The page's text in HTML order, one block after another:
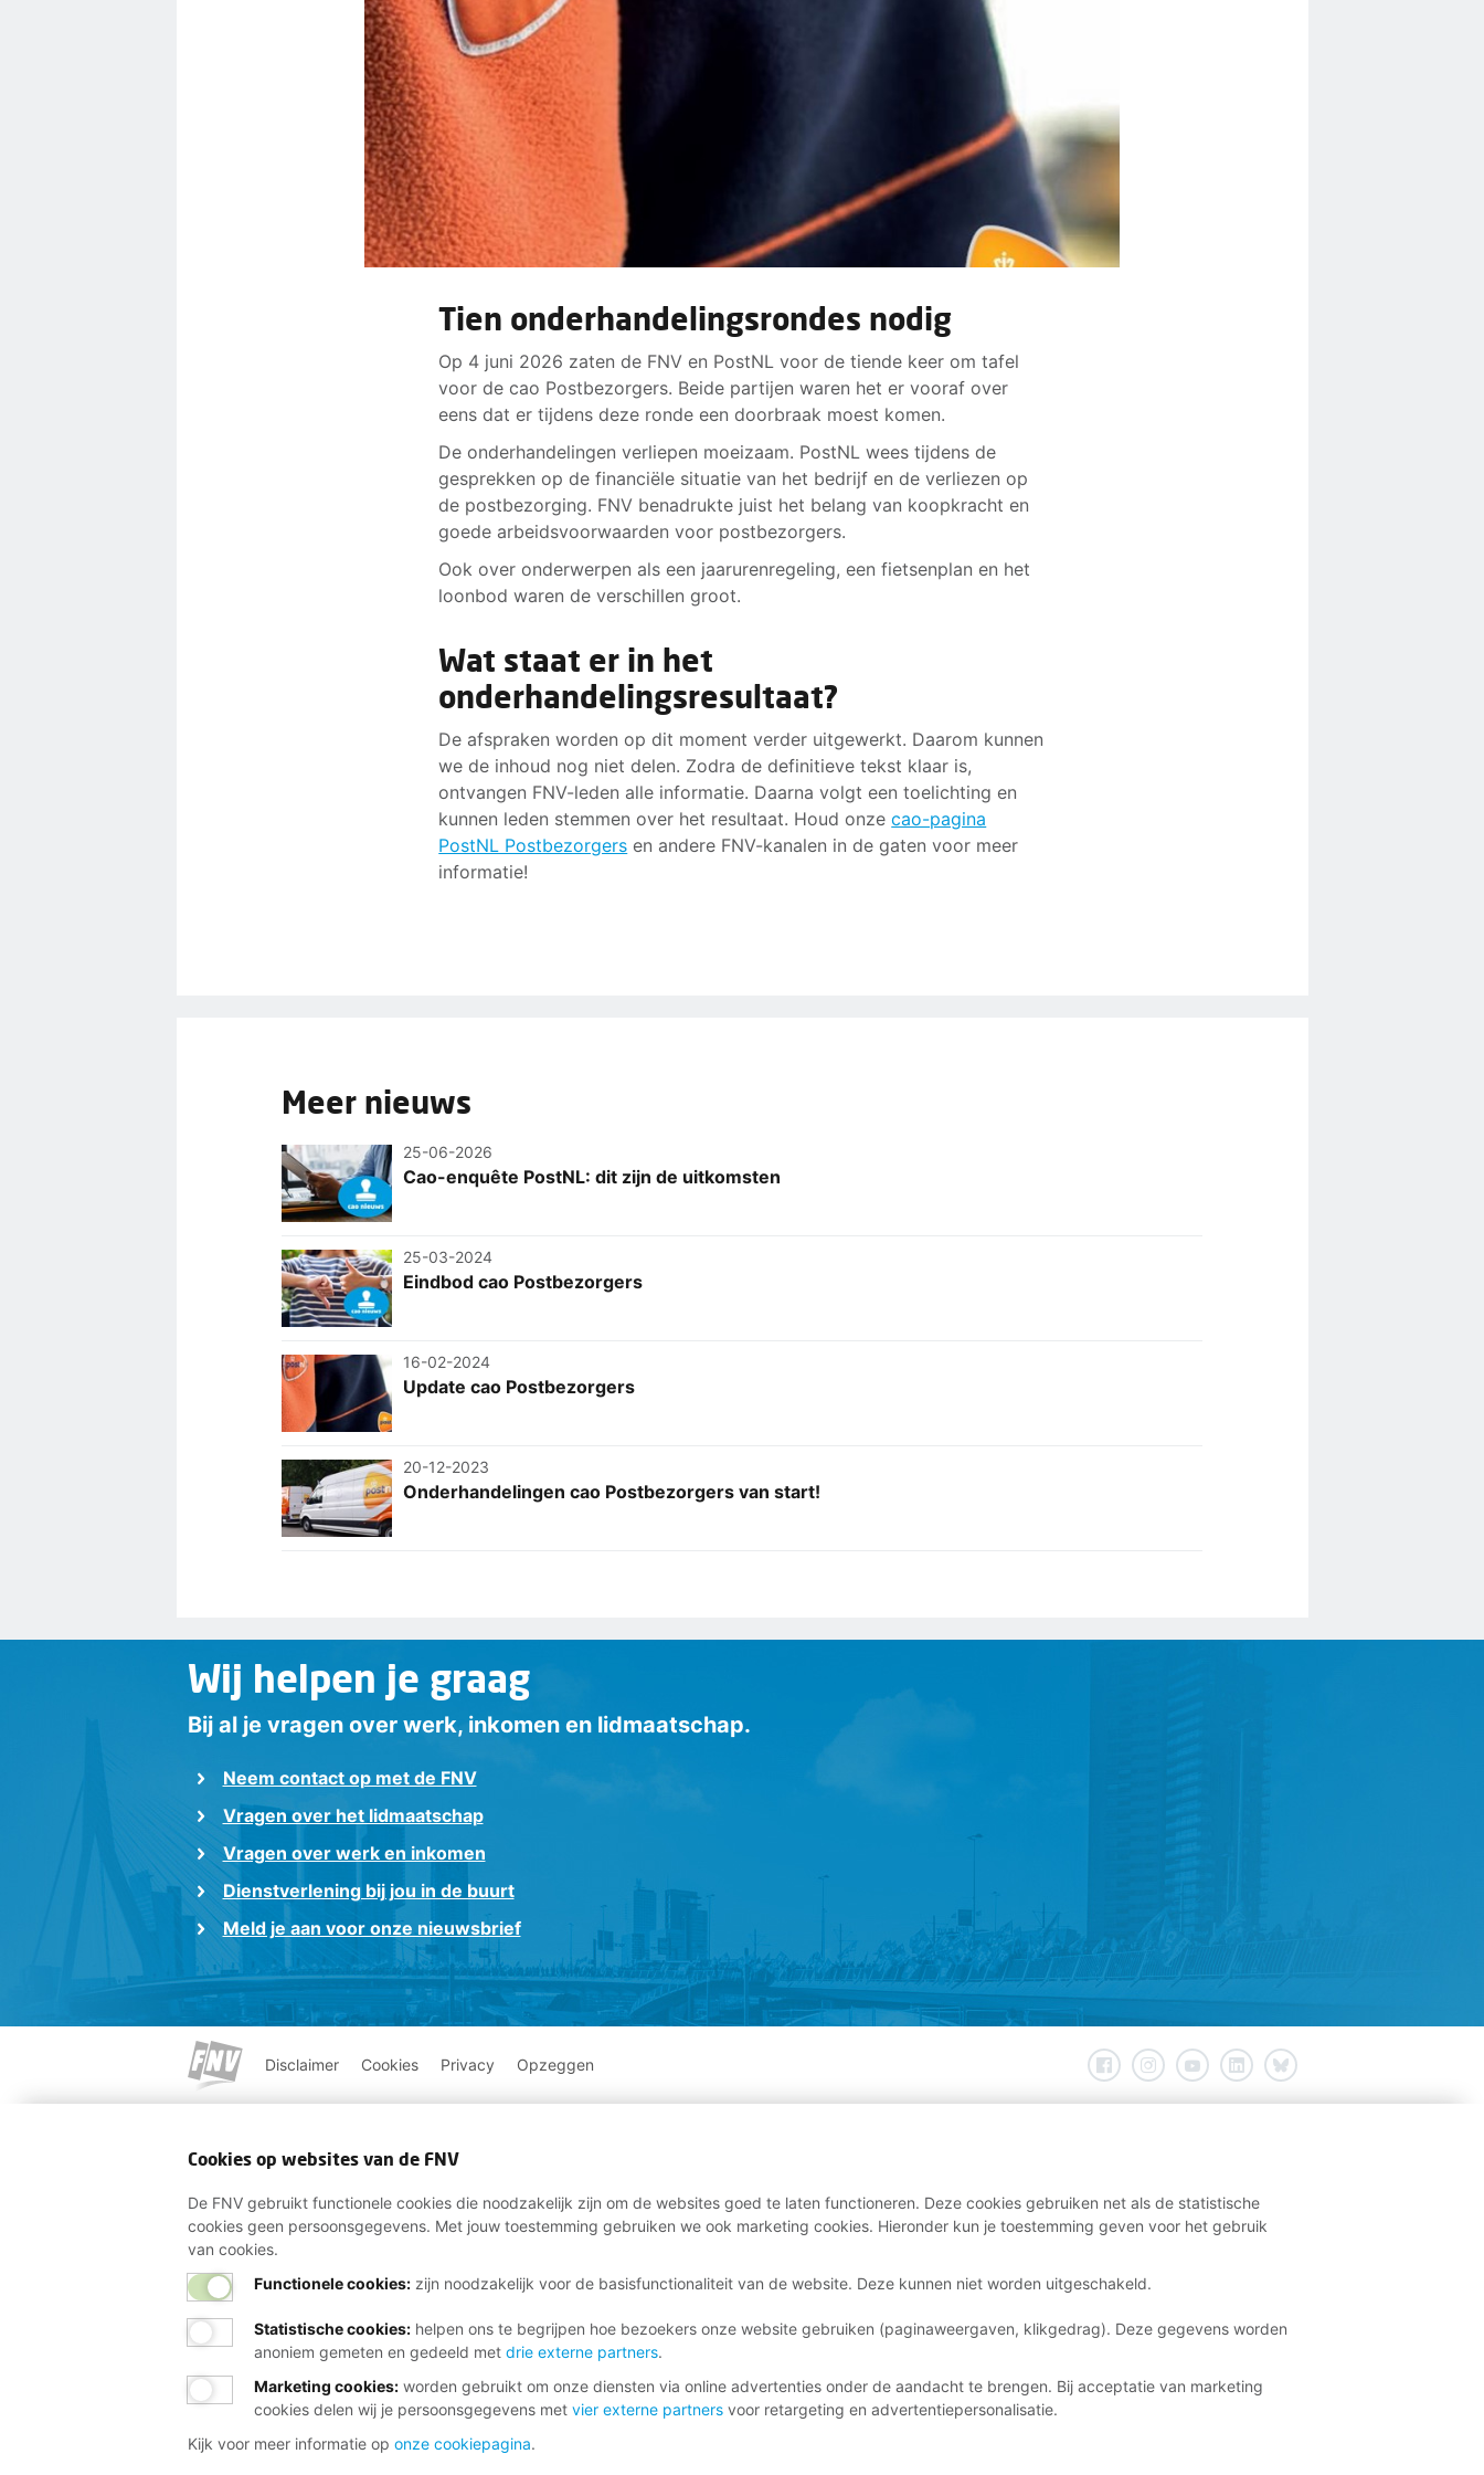
Tien onderhandelingsrondes nodig
Op 4 juni 2026 zaten de FNV en PostNL voor de tiende keer om tafel
voor de cao Postbezorgers. Beide partijen waren het er vooraf over
eens dat er tijdens deze ronde een doorbraak moest komen.
De onderhandelingen verliepen moeizaam. PostNL wees tijdens de
gesprekken op de financiële situatie van het bedrijf en de verliezen op
de postbezorging. FNV benadrukte juist het belang van koopkracht en
goede arbeidsvoorwaarden voor postbezorgers.
Ook over onderwerpen als een jaarurenregeling, een fietsenplan en het
loonbod waren de verschillen groot.
Wat staat er in het
onderhandelingsresultaat?
De afspraken worden op dit moment verder uitgewerkt. Daarom kunnen
we de inhoud nog niet delen. Zodra de definitieve tekst klaar is,
ontvangen FNV-leden alle informatie. Daarna volgt een toelichting en
kunnen leden stemmen over het resultaat. Houd onzecao-pagina
PostNL Postbezorgers en andere FNV-kanalen in de gaten voor meer
informatie!
Meer nieuws
25-06-2026
Cao-enquête PostNL: dit zijn de uitkomsten
25-03-2024
Eindbod cao Postbezorgers
16-02-2024
Update cao Postbezorgers
20-12-2023
Onderhandelingen cao Postbezorgers van start!
Wij helpen je graag
Bij al je vragen over werk, inkomen en lidmaatschap.
Neem contact op met de FNV
Vragen over het lidmaatschap
Vragen over werk en inkomen
Dienstverlening bij jou in de buurt
Meld je aan voor onze nieuwsbrief
Disclaimer Cookies Privacy Opzeggen
Cookies op websites van de FNV
De FNV gebruikt functionele cookies die noodzakelijk zijn om de websites goed te laten functioneren. Deze cookies gebruiken net als de statistische
cookies geen persoonsgegevens. Met jouw toestemming gebruiken we ook marketing cookies. Hieronder kun je toestemming geven voor het gebruik
van cookies.
Functionele cookies:zijn noodzakelijk voor de basisfunctionaliteit van de website. Deze kunnen niet worden uitgeschakeld.
Statistische cookies: helpen ons te begrijpen hoe bezoekers onze website gebruiken (paginaweergaven, klikgedrag). Deze gegevens worden
anoniem gemeten en gedeeld met drie externe partners.
Marketing cookies: worden gebruikt om onze diensten via online advertenties onder de aandacht te brengen. Bij acceptatie van marketing
cookies delen wij je persoonsgegevens met vier externe partnersvoor retargeting en advertentiepersonalisatie.
Kijk voor meer informatie op onze cookiepagina.